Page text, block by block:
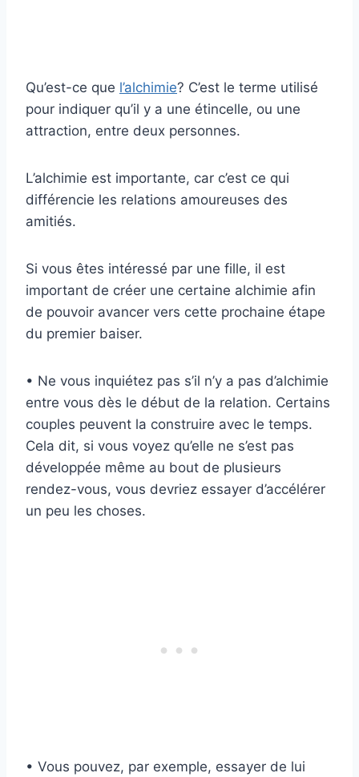
Qu’est-ce que l’alchimie? C’est le terme utilisé
pour indiquer qu’il y a une étincelle, ou une
attraction, entre deux personnes.
L’alchimie est importante, car c’est ce qui
différencie les relations amoureuses des
amitiés.
Si vous êtes intéressé par une fille, il est
important de créer une certaine alchimie afin
de pouvoir avancer vers cette prochaine étape
du premier baiser.
• Ne vous inquiétez pas s’il n’y a pas d’alchimie
entre vous dès le début de la relation. Certains
couples peuvent la construire avec le temps.
Cela dit, si vous voyez qu’elle ne s’est pas
développée même au bout de plusieurs
rendez-vous, vous devriez essayer d’accélérer
un peu les choses.
• Vous pouvez, par exemple, essayer de lui